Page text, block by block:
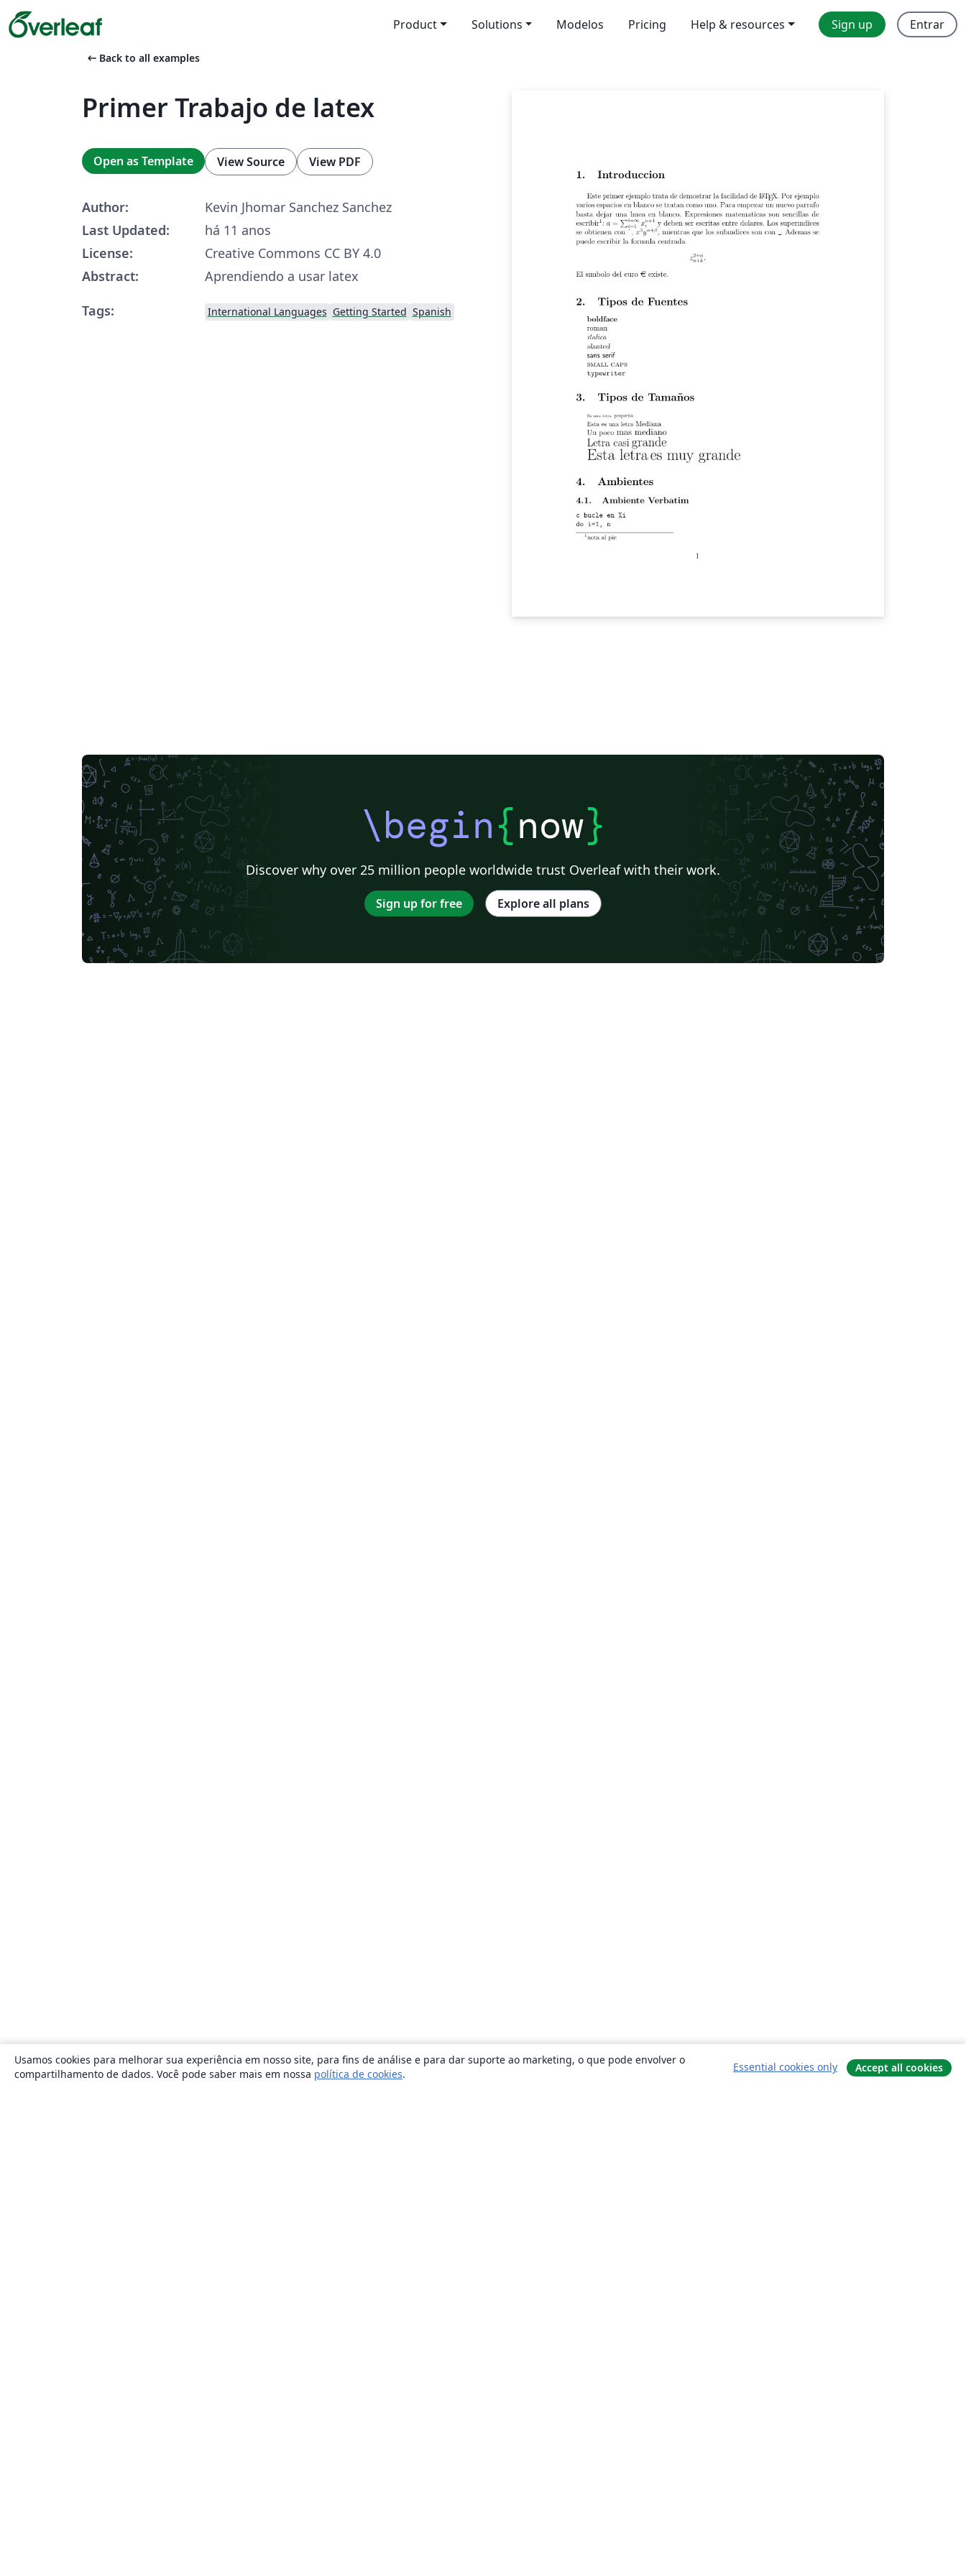
Product Solutions Modelos Pricing Help & resources Sign up Entrar
arrow_left_alt Back to all examples
Primer Trabajo de latex
Open as Template View Source View PDF
Author:
Kevin Jhomar Sanchez Sanchez
Last Updated:
há 11 anos
License:
Creative Commons CC BY 4.0
Abstract:
Aprendiendo a usar latex
Tags:
International Languages Getting Started Spanish
\begin{now}
Discover why over 25 million people worldwide trust Overleaf with their work.
Sign up for free Explore all plans
Usamos cookies para melhorar sua experiência em nosso site, para fins de análise e para dar suporte ao marketing, o que pode envolver o
compartilhamento de dados. Você pode saber mais em nossa política de cookies.
Essential cookies only Accept all cookies